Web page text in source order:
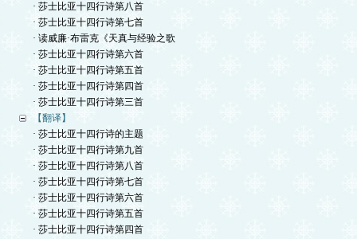
· 莎士比亚十四行诗第八首
· 莎士比亚十四行诗第七首
· 读威廉·布雷克《天真与经验之歌
· 莎士比亚十四行诗第六首
· 莎士比亚十四行诗第五首
· 莎士比亚十四行诗第四首
· 莎士比亚十四行诗第三首
【翻译】
· 莎士比亚十四行诗的主题
· 莎士比亚十四行诗第九首
· 莎士比亚十四行诗第八首
· 莎士比亚十四行诗第七首
· 莎士比亚十四行诗第六首
· 莎士比亚十四行诗第五首
· 莎士比亚十四行诗第四首